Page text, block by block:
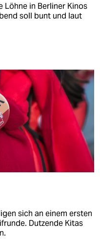
Löhne in Berliner Kinos
soll bunt und laut
sich an einem ersten
Dutzende Kitas